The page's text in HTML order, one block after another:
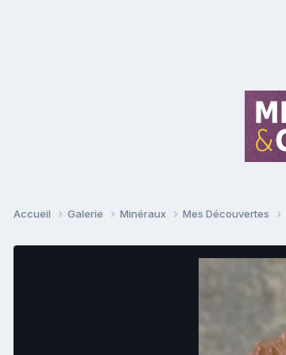
Accueil Galerie Minéraux Mes Découvertes